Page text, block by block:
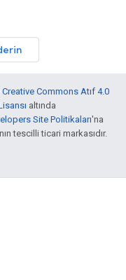
Creative Commons Atıf 4.0
altında
Site Politikaları'na
tescilli ticari markasıdır.